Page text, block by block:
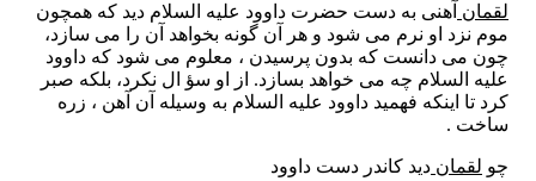
لقمان آهنی به دست حضرت داوود علیه السلام دید که همچون
موم نزد او نرم مى شود و هر آن گونه بخواهد آن را مى سازد،
چون مى دانست که بدون پرسیدن ، معلوم مى شود که داوود
علیه السلام چه مى خواهد بسازد. از او سؤ ال نکرد، بلکه صبر
کرد تا اینکه فهمید داوود علیه السلام به وسیله آن آهن ، زره
ساخت .
چو لقمان دید کاندر دست داوود